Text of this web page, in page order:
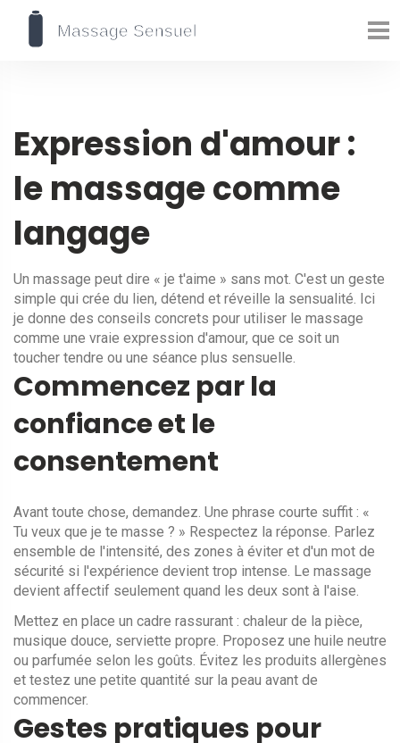
Expression d'amour :
le massage comme
langage
Un massage peut dire « je t'aime » sans mot. C'est un geste
simple qui crée du lien, détend et réveille la sensualité. Ici
je donne des conseils concrets pour utiliser le massage
comme une vraie expression d'amour, que ce soit un
toucher tendre ou une séance plus sensuelle.
Commencez par la
confiance et le
consentement
Avant toute chose, demandez. Une phrase courte suffit : «
Tu veux que je te masse ? » Respectez la réponse. Parlez
ensemble de l'intensité, des zones à éviter et d'un mot de
sécurité si l'expérience devient trop intense. Le massage
devient affectif seulement quand les deux sont à l'aise.
Mettez en place un cadre rassurant : chaleur de la pièce,
musique douce, serviette propre. Proposez une huile neutre
ou parfumée selon les goûts. Évitez les produits allergènes
et testez une petite quantité sur la peau avant de
commencer.
Gestes pratiques pour